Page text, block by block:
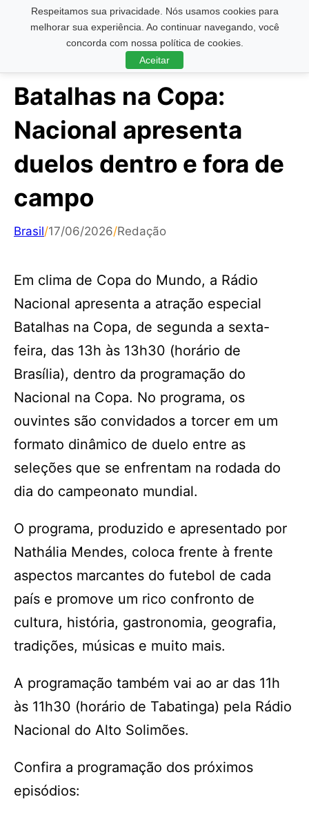
Respeitamos sua privacidade. Nós usamos cookies para
melhorar sua experiência. Ao continuar navegando, você
concorda com nossa política de cookies.
Aceitar
Pesquisar ...
Batalhas na Copa:
Nacional apresenta
duelos dentro e fora de
campo
Brasil/17/06/2026/Redação
Em clima de Copa do Mundo, a Rádio
Nacional apresenta a atração especial
Batalhas na Copa, de segunda a sexta-
feira, das 13h às 13h30 (horário de
Brasília), dentro da programação do
Nacional na Copa. No programa, os
ouvintes são convidados a torcer em um
formato dinâmico de duelo entre as
seleções que se enfrentam na rodada do
dia do campeonato mundial.
O programa, produzido e apresentado por
Nathália Mendes, coloca frente à frente
aspectos marcantes do futebol de cada
país e promove um rico confronto de
cultura, história, gastronomia, geografia,
tradições, músicas e muito mais.
A programação também vai ao ar das 11h
às 11h30 (horário de Tabatinga) pela Rádio
Nacional do Alto Solimões.
Confira a programação dos próximos
episódios: